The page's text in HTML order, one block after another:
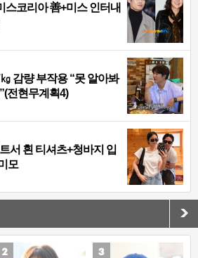
스코리아 善+미스 인터내
감량 부작용 “못 알아봐
전현무계획4)
서 흰 티셔츠+청바지 입
모